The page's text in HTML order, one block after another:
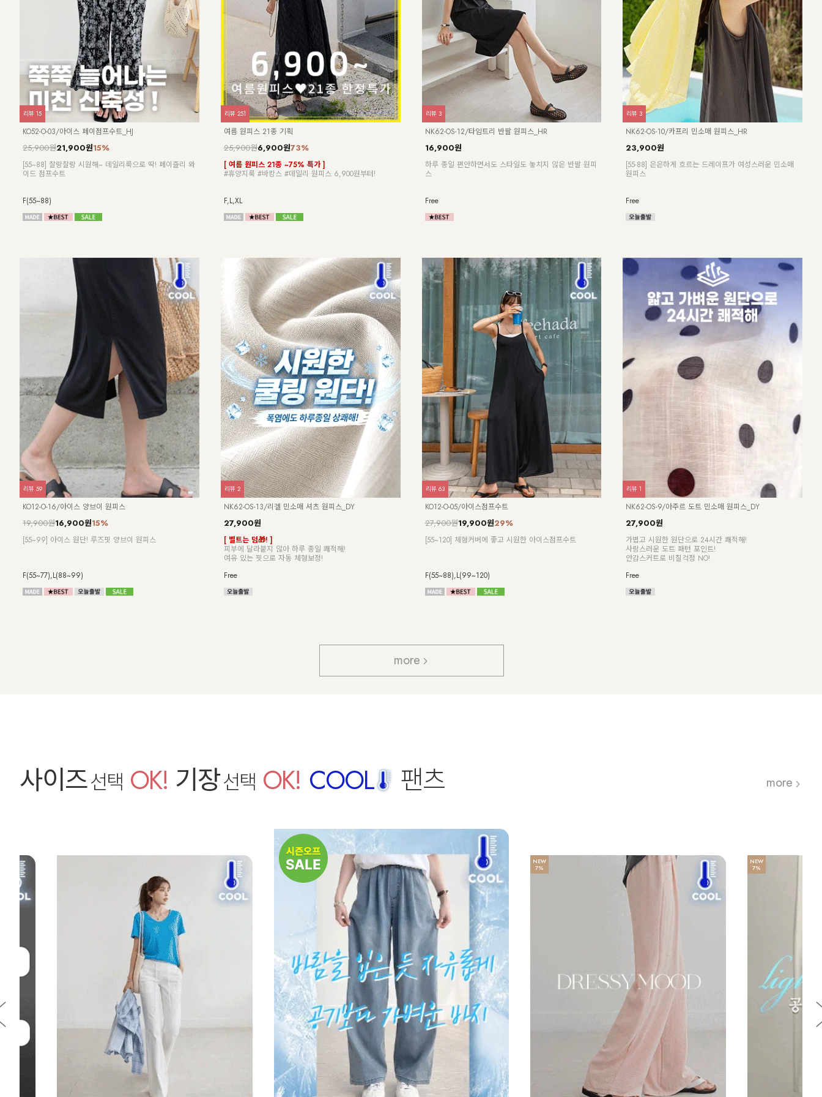
KO52-O-03/아이스 페이점프수트_HJ
15%
25,900원21,900원
[55~88] 찰랑찰랑 시원해~ 데일리룩으로 딱! 페이즐리 와
이드 점프수트
F(55~88)
리뷰 15
여름 원피스 21종 기획
73%
25,900원6,900원
[ 여름 원피스 21종 ~75% 특가 ]
#휴양지룩 #바캉스 #데일리 원피스 6,900원부터!
F,L,XL
리뷰 251
NK62-OS-12/타임트리 반팔 원피스_HR
16,900원
하루 종일 편안하면서도 스타일도 놓치지 않은 반팔 원피
스
Free
리뷰 3
NK62-OS-10/카프리 민소매 원피스_HR
23,900원
[55-88] 은은하게 흐르는 드레이프가 여성스러운 민소매
원피스
Free
리뷰 3
KO12-O-16/아이스 양브이 원피스
15%
19,900원16,900원
[55~99] 아이스 원단! 루즈핏 양브이 원피스
F(55~77),L(88~99)
리뷰 59
NK62-OS-13/리겔 민소매 셔츠 원피스_DY
27,900원
[ 벨트는 덤🎁! ]
피부에 달라붙지 않아 하루 종일 쾌적해!
여유 있는 핏으로 자동 체형보정!
Free
리뷰 2
KO12-O-05/아이스점프수트
29%
27,900원19,900원
[55~120] 체형커버에 좋고 시원한 아이스점프수트
F(55~88),L(99~120)
리뷰 63
NK62-OS-9/아주르 도트 민소매 원피스_DY
27,900원
가볍고 시원한 원단으로 24시간 쾌적해!
사랑스러운 도트 패턴 포인트!
안감스커트로 비칠걱정 NO!
Free
리뷰1
more
사이즈선택 OK! 기장선택 OK! COOL 팬츠 more
7%
NEW
7%